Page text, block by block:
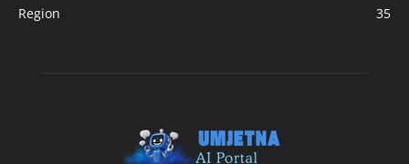
Region
35